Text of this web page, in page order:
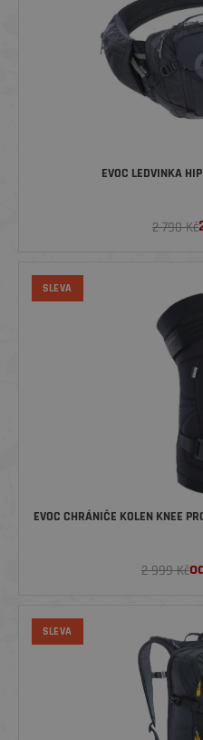
EVOC LEDVINKA
2 790 Kč
SLEVA
EVOC CHRÁNIČE KOLEN KNEE
2 999 Kč
SLEVA